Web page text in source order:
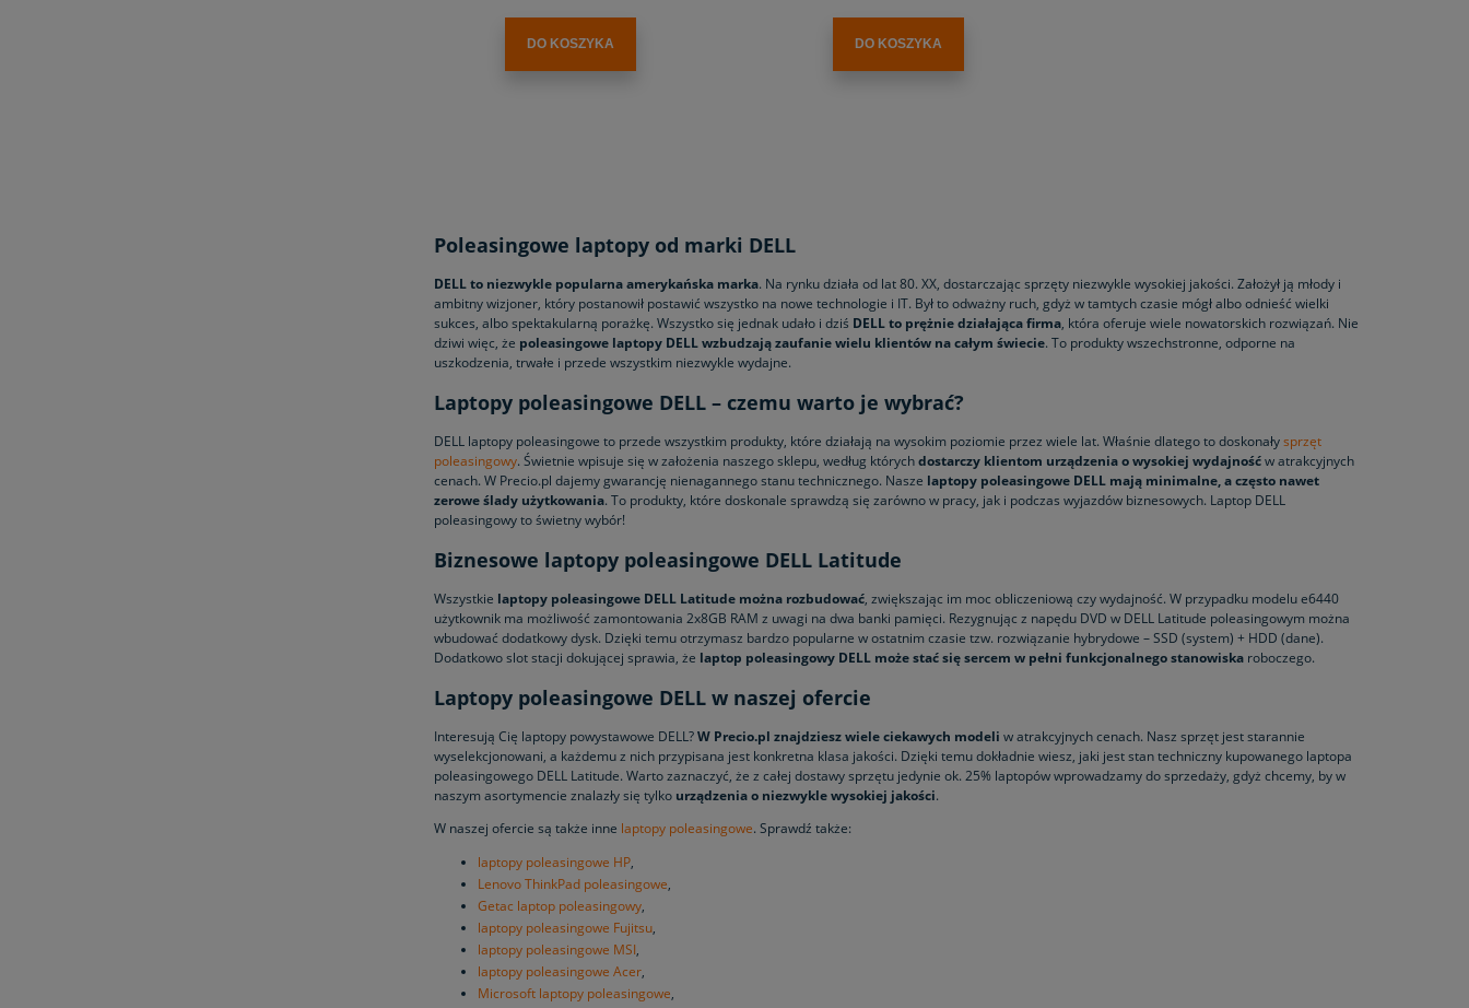
DO KOSZYKA DO KOSZYKA
Poleasingowe laptopy od marki DELL
DELL to niezwykle popularna amerykańska marka. Na rynku działa od lat 80. XX, dostarczając sprzęty niezwykle wysokiej jakości. Założył ją młody i
ambitny wizjoner, który postanowił postawić wszystko na nowe technologie i IT. Był to odważny ruch, gdyż w tamtych czasie mógł albo odnieść wielki
sukces, albo spektakularną porażkę. Wszystko się jednak udało i dziś DELL to prężnie działająca firma, która oferuje wiele nowatorskich rozwiązań. Nie
dziwi więc, że poleasingowe laptopy DELL wzbudzają zaufanie wielu klientów na całym świecie. To produkty wszechstronne, odporne na
uszkodzenia, trwałe i przede wszystkim niezwykle wydajne.
Laptopy poleasingowe DELL – czemu warto je wybrać?
DELL laptopy poleasingowe to przede wszystkim produkty, które działają na wysokim poziomie przez wiele lat. Właśnie dlatego to doskonałysprzęt
poleasingowy. Świetnie wpisuje się w założenia naszego sklepu, według którychdostarczy klientom urządzenia o wysokiej wydajnośćw atrakcyjnych
cenach. W Precio.pl dajemy gwarancję nienagannego stanu technicznego. Nasze laptopy poleasingowe DELL mają minimalne, a często nawet
zerowe ślady użytkowania. To produkty, które doskonale sprawdzą się zarówno w pracy, jak i podczas wyjazdów biznesowych. Laptop DELL
poleasingowy to świetny wybór!
Biznesowe laptopy poleasingowe DELL Latitude
Wszystkie laptopy poleasingowe DELL Latitude można rozbudować, zwiększając im moc obliczeniową czy wydajność. W przypadku modelu e6440
użytkownik ma możliwość zamontowania 2x8GB RAM z uwagi na dwa banki pamięci. Rezygnując z napędu DVD w DELL Latitude poleasingowym można
wbudować dodatkowy dysk. Dzięki temu otrzymasz bardzo popularne w ostatnim czasie tzw. rozwiązanie hybrydowe – SSD (system) + HDD (dane).
Dodatkowo slot stacji dokującej sprawia, że laptop poleasingowy DELL może stać się sercem w pełni funkcjonalnego stanowiska roboczego.
Laptopy poleasingowe DELL w naszej ofercie
Interesują Cię laptopy powystawowe DELL?W Precio.pl znajdziesz wiele ciekawych modeli w atrakcyjnych cenach. Nasz sprzęt jest starannie
wyselekcjonowani, a każdemu z nich przypisana jest konkretna klasa jakości. Dzięki temu dokładnie wiesz, jaki jest stan techniczny kupowanego laptopa
poleasingowego DELL Latitude. Warto zaznaczyć, że z całej dostawy sprzętu jedynie ok. 25% laptopów wprowadzamy do sprzedaży, gdyż chcemy, by w
naszym asortymencie znalazły się tylko urządzenia o niezwykle wysokiej jakości.
W naszej ofercie są także inne laptopy poleasingowe. Sprawdź także:
laptopy poleasingowe HP,
Lenovo ThinkPad poleasingowe,
Getac laptop poleasingowy,
laptopy poleasingowe Fujitsu,
laptopy poleasingowe MSI,
laptopy poleasingowe Acer,
Microsoft laptopy poleasingowe,